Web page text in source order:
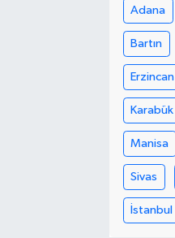
Adana
Bartın
Erzincan
Karabük
Manisa
Sivas
İstanbul
Bilim, Teknoloji